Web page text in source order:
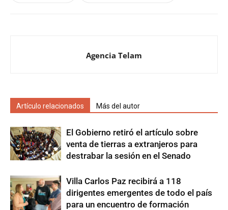
Agencia Telam
Artículo relacionados Más del autor
El Gobierno retiró el artículo sobre
venta de tierras a extranjeros para
destrabar la sesión en el Senado
Villa Carlos Paz recibirá a 118
dirigentes emergentes de todo el país
para un encuentro de formación